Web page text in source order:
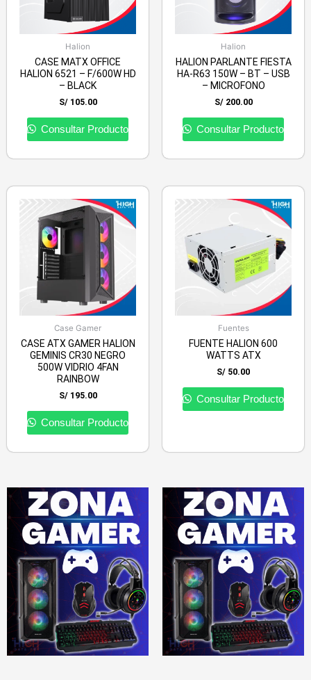
Halion
CASE MATX OFFICE
HALION 6521 – F/600W HD
– BLACK
S/105.00
Consultar Producto
Halion
HALION PARLANTE FIESTA
HA-R63 150W – BT – USB
– MICROFONO
S/200.00
Consultar Producto
Case Gamer
CASE ATX GAMER HALION
GEMINIS CR30 NEGRO
500W VIDRIO 4FAN
RAINBOW
S/195.00
Consultar Producto
Fuentes
FUENTE HALION 600
WATTS ATX
S/ 50.00
Consultar Producto